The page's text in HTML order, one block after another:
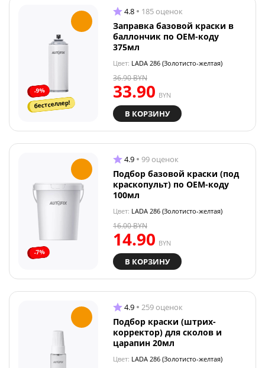
-9%
бестселлер!
4.8 185 оценок
Заправка базовой краски в
баллончик по OEM-коду
375мл
Цвет: LADA 286 (Золотисто-желтая)
33.90 BYN
36.90BYN
В КОРЗИНУ
-7%
4.9 99 оценок
Подбор базовой краски (под
краскопульт) по OEM-коду
100мл
Цвет: LADA 286 (Золотисто-желтая)
14.90 BYN
16.00BYN
В КОРЗИНУ
4.9 259 оценок
Подбор краски (штрих-
корректор) для сколов и
царапин 20мл
Цвет: LADA 286 (Золотисто-желтая)